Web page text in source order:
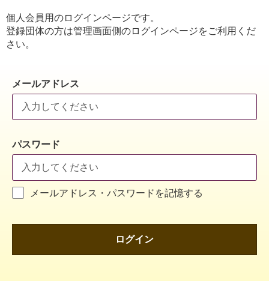
個人会員用のログインページです。
登録団体の方は管理画面側のログインページをご利用くだ
さい。
メールアドレス
パスワード
メールアドレス・パスワードを記憶する
ログイン